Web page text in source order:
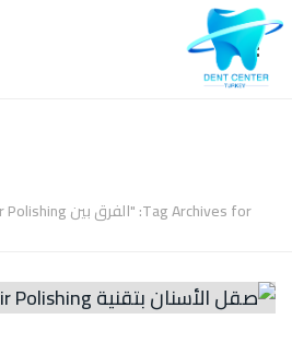
Tag Archives for: "الفرق بين Micro-Air Polishing والصقل التقليدي"